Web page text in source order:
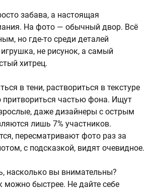
забава, а настоящая
На фото — обычный двор. Всё
но где-то среди деталей
не рисунок, а самый
хитрец.
в тени, раствориться в текстуре
притвориться частью фона. Ищут
даже дизайнеры с острым
лишь 7% участников.
пересматривают фото раз за
с подсказкой, видят очевидное.
насколько вы внимательны?
можно быстрее. Не дайте себе